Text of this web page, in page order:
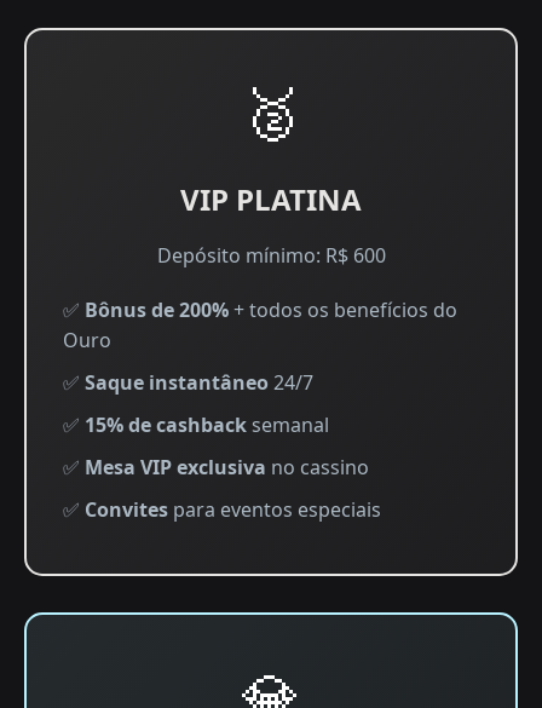
🥈
VIP PLATINA
Depósito mínimo: R$ 600
✅ Bônus de 200%+ todos os benefícios do
Ouro
✅ Saque instantâneo24/7
✅ 15% de cashback semanal
✅ Mesa VIP exclusiva no cassino
✅ Convites para eventos especiais